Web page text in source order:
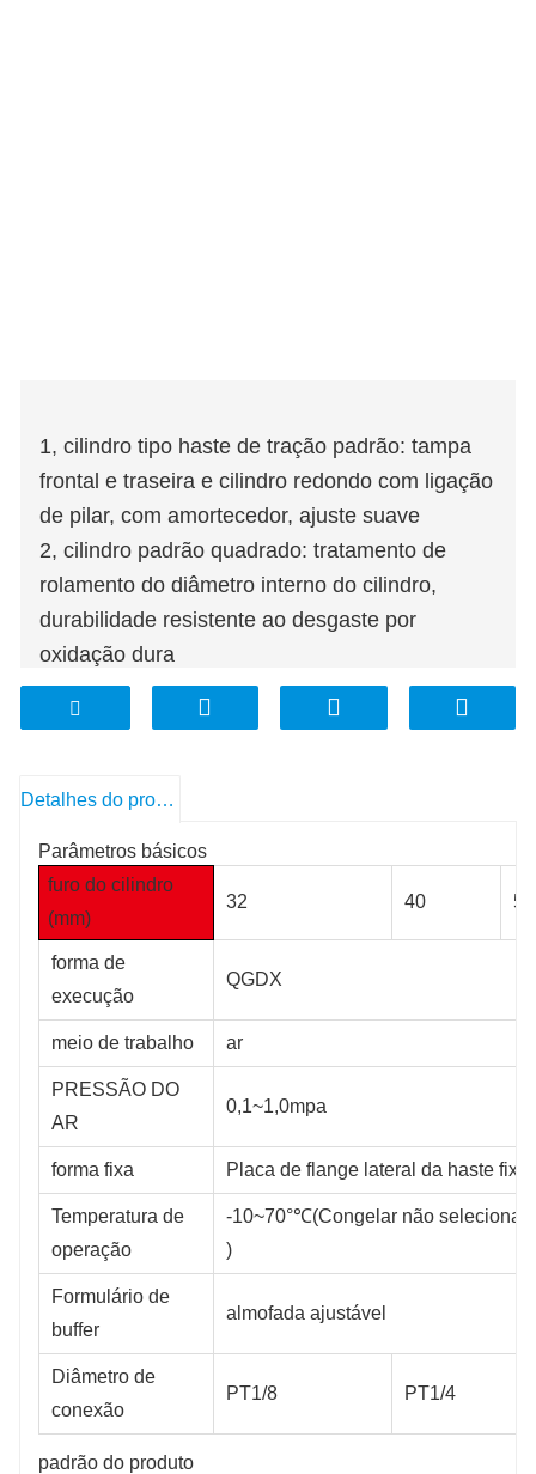
1, cilindro tipo haste de tração padrão: tampa
frontal e traseira e cilindro redondo com ligação
de pilar, com amortecedor, ajuste suave
2, cilindro padrão quadrado: tratamento de
rolamento do diâmetro interno do cilindro,
durabilidade resistente ao desgaste por
oxidação dura
3, a vedação do pistão adota estrutura de
vedação bidirecional de formato especial,
de óleo, longa vida útil
Detalhes do produto
Parâmetros básicos
furo do cilindro
(mm)
32 40 50
forma de
execução
QGDX
meio de trabalho ar
PRESSÃO DO
AR
0,1~1,0mpa
forma fixa Placa de flange lateral da haste fixa
Temperatura de
operação
-10~70°℃(Congelar não
)
Formulário de
buffer
almofada ajustável
Diâmetro de
conexão
PT1/8 PT1/4
padrão do produto